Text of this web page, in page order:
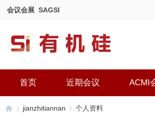
会议会展 SAGSI
首页 近期会议 ACMI
jianzhitiannan 个人资料